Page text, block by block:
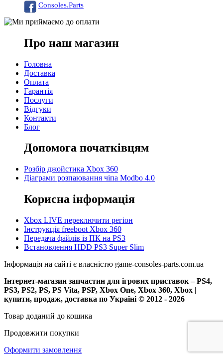
Consoles.Parts
Про наш магазин
Головна
Доставка
Оплата
Гарантія
Послуги
Відгуки
Контакти
Блог
Допомога початківцям
Розбір джойстика Xbox 360
Діаграми розпаювання чіпа Modbo 4.0
Корисна інформація
Xbox LIVE переключити регіон
Інструкція freeboot Xbox 360
Передача файлів із ПК на PS3
Встановлення HDD PS3 Super Slim
Інформація на сайті є власністю game-consoles-parts.com.ua
Інтернет-магазин запчастин для ігрових приставок – PS4,
PS3, PS2, PS, PS Vita, PSP, Xbox One, Xbox 360, Xbox |
купити, продаж, доставка по Україні © 2012 - 2026
Товар доданий до кошика
Продовжити покупки
Оформити замовлення